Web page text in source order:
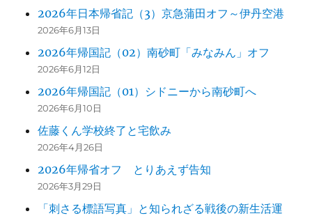
2026年日本帰省記（3）京急蒲田オフ～伊丹空港
2026年6月13日
2026年帰国記（02）南砂町「みなみん」オフ
2026年6月12日
2026年帰国記（01）シドニーから南砂町へ
2026年6月10日
佐藤くん学校終了と宅飲み
2026年4月26日
2026年帰省オフ とりあえず告知
2026年3月29日
「刺さる標語写真」と知られざる戦後の新生活運